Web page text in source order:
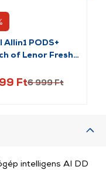
Allin1 PODS+
of Lenor Fresh
Ft6 999 Ft
intelligens AI DD